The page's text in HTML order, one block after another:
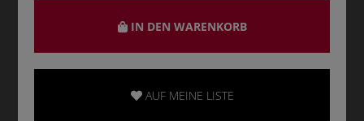
IN DEN WARENKORB
AUF MEINE LISTE